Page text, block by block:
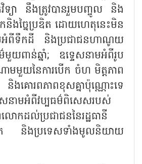
ទ្យា នឹងត្រូវបានរួមបញ្ចូល និង
និងច្នៃប្រឌិត ដោយហេតុនេះមិន
មអំពីទឹកដី និងប្រជាជនហាណូយ
យពាន់ឆ្នាំ; ឧទ្ទេសនាមអំពីរូប
មមួយនៃការបើក ចំហ មិត្តភាព
គោរពភាពខុសគ្នាប៉ុណ្ណោះទេ
េសនាមអំពីវប្បធម៌ពិសេសរបស់
កដល់ប្រជាជននៃរដ្ឋធានី
និងប្រទេសទាំងមូលនិយាយ